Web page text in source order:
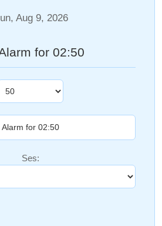
Aug 9, 2026
for 02:50
Ses: